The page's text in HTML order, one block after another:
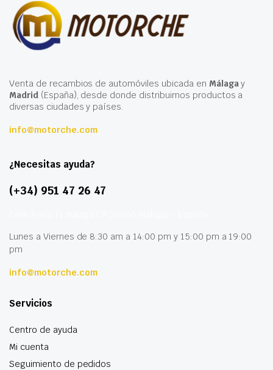
Venta de recambios de automóviles ubicada en Málagay
Madrid(España), desde donde distribuimos productos a
diversas ciudades y países.
info@motorche.com
¿Necesitas ayuda?
(+34) 951 47 26 47
Lunes a Viernes de 8:30 am a 14:00 pm y 15:00 pm a 19:00
pm
info@motorche.com
Servicios
Centro de ayuda
Mi cuenta
Seguimiento de pedidos